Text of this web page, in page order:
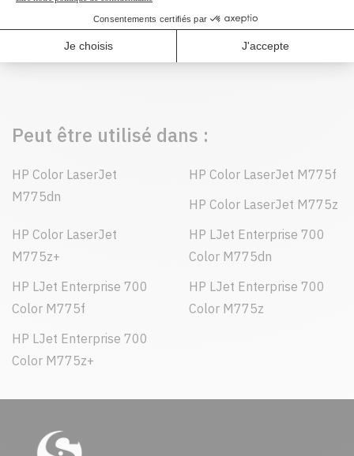
259,99 $ (2 et plus
Peut être utilisé dans :
HP Color LaserJet
M775dn
HP Color LaserJet M775f
HP Color LaserJet M775z
HP Color LaserJet
M775z+
HP LJet Enterprise 700
Color M775dn
HP LJet Enterprise 700
Color M775f
HP LJet Enterprise 700
Color M775z
HP LJet Enterprise 700
Color M775z+